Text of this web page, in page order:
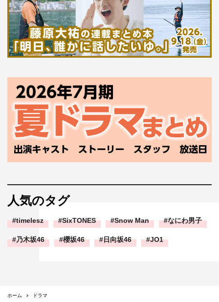
人気のタグ
timelesz SixTONES Snow Man なにわ男子
乃木坂46 櫻坂46 日向坂46 JO1
ホーム
ドラマ